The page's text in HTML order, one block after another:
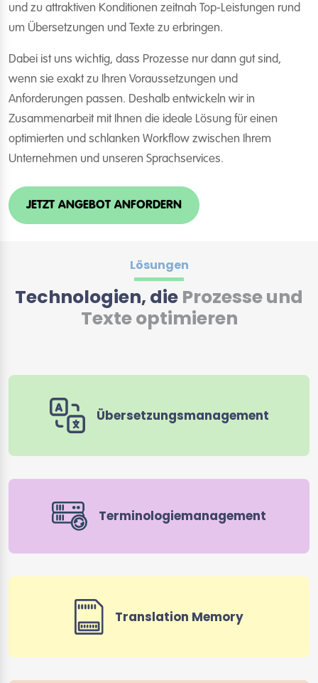
und zu attraktiven Konditionen zeitnah Top-Leistungen rund
um Übersetzungen und Texte zu erbringen.
Dabei ist uns wichtig, dass Prozesse nur dann gut sind,
wenn sie exakt zu Ihren Voraussetzungen und
Anforderungen passen. Deshalb entwickeln wir in
Zusammenarbeit mit Ihnen die ideale Lösung für einen
optimierten und schlanken Workflow zwischen Ihrem
Unternehmen und unseren Sprachservices.
JETZT ANGEBOT ANFORDERN
Lösungen
Technologien, die Prozesse und
Texte optimieren
Übersetzungsmanagement
Terminologiemanagement
Translation Memory